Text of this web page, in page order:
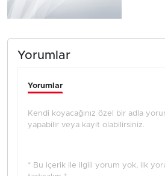
Yorumlar
Yorumlar
Kendi koyacağınız özel bir adla
yapabilir veya kayıt olabilirsiniz.
* Bu içerik ile ilgili yorum yok, ilk